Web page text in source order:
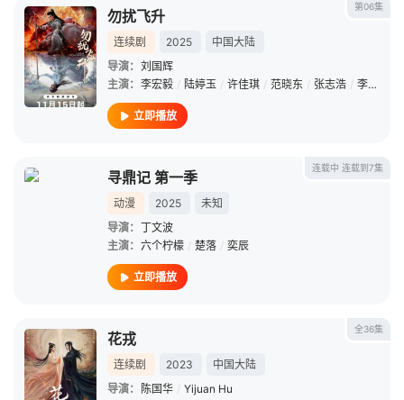
第06集
勿扰飞升
连续剧 2025
中国大陆
导演： 刘国辉
主演： 李宏毅 / 陆婷玉 / 许佳琪 / 范晓东 / 张志浩 / 李彧
立即播放
连载中 连载到7集
寻鼎记 第一季
动漫 2025
未知
导演： 丁文波
主演： 六个柠檬 / 楚落 / 奕辰
立即播放
全36集
花戎
连续剧 2023
中国大陆
导演：
陈国华 / Yijuan Hu